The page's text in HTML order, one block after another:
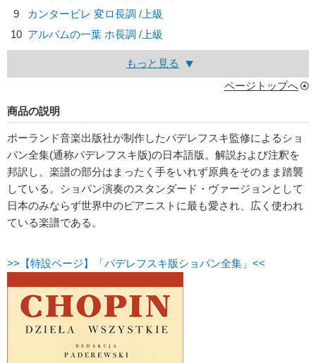
9
カンタービレ 変ロ長調 /上級
10 アルバムの一葉 ホ長調 /上級
もっと見る
ページトップへ
商品の説明
ポーランド音楽出版社が制作したパデレフスキ監修によるショ
パン全集(通称パデレフスキ版)の日本語版。解説および注釈を
邦訳し、楽譜の部分はまったく手をいれず原典をそのまま踏襲
している。ショパン演奏のスタンダード・ヴァージョンとして
日本のみならず世界中のピアニストに最も愛され、広く使われ
ている楽譜である。
>>【特設ページ】「パデレフスキ版ショパン全集」<<